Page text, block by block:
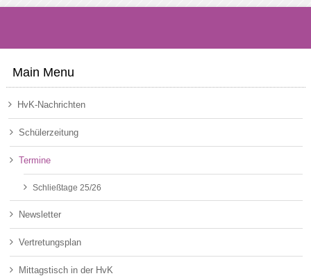
Main Menu
HvK-Nachrichten
Schülerzeitung
Termine
Schließtage 25/26
Newsletter
Vertretungsplan
Mittagstisch in der HvK